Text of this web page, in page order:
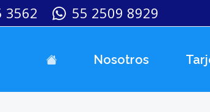
3562 55 2509 8929
Nosotros